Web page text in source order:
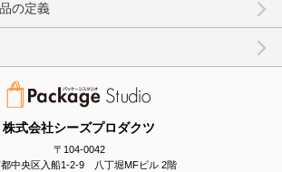
株式会社シーズプロダクツ
〒104-0042
中央区入船1-2-9 八丁堀MFビル 2階
の定義